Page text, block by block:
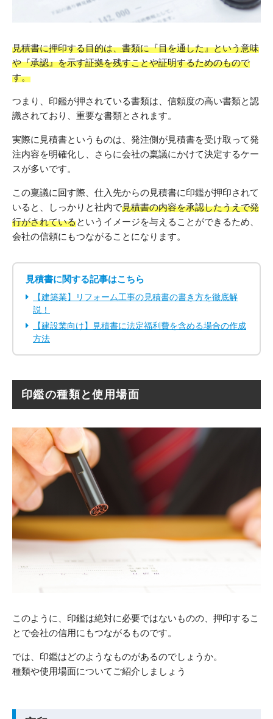
見積書に押印する目的は、書類に『目を通した』という意味
や『承認』を示す証拠を残すことや証明するためのもので
す。
つまり、印鑑が押されている書類は、信頼度の高い書類と認
識されており、重要な書類とされます。
実際に見積書というものは、発注側が見積書を受け取って発
注内容を明確化し、さらに会社の稟議にかけて決定するケー
スが多いです。
この稟議に回す際、仕入先からの見積書に印鑑が押印されて
いると、しっかりと社内で見積書の内容を承認したうえで発
行がされているというイメージを与えることができるため、
会社の信頼にもつながることになります。
見積書に関する記事はこちら
【建築業】リフォーム工事の見積書の書き方を徹底解
説！
【建設業向け】見積書に法定福利費を含める場合の作成
方法
印鑑の種類と使用場面
このように、印鑑は絶対に必要ではないものの、押印するこ
とで会社の信用にもつながるものです。
では、印鑑はどのようなものがあるのでしょうか。
種類や使用場面についてご紹介しましょう